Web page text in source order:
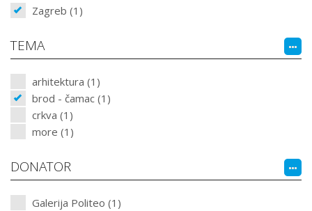
Zagreb (1)
TEMA
arhitektura (1)
brod - čamac (1)
crkva (1)
more (1)
DONATOR
Galerija Politeo (1)